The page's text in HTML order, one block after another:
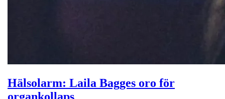
Hälsolarm: Laila Bagges oro för